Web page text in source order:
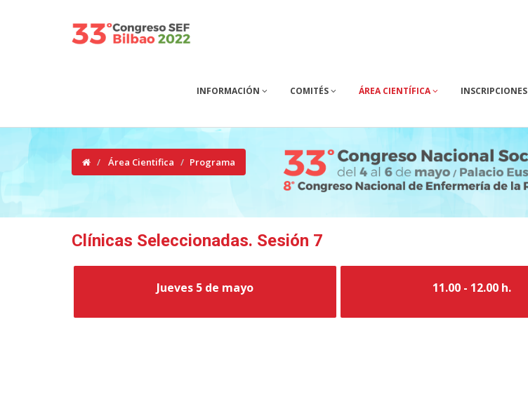
INFORMACIÓN COMITÉS ÁREA CIENTÍFICA INSCRIPCIONES
Área Cientifica Programa
Clínicas Seleccionadas. Sesión 7
Jueves 5 de mayo 11.00 - 12.00 h.